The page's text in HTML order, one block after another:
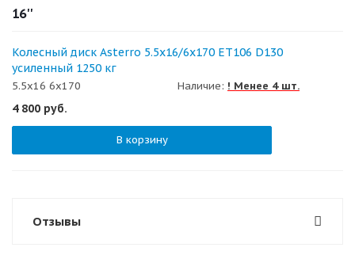
16''
Колесный диск Asterro 5.5x16/6x170 ET106 D130
усиленный 1250 кг
5.5x16 6x170 Наличие: ! Менее 4 шт.
4 800 руб.
В корзину
Отзывы